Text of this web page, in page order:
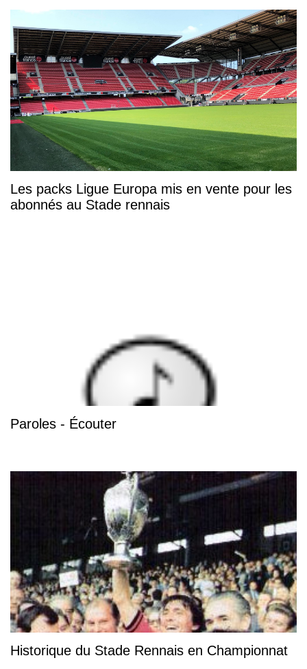
Les packs Ligue Europa mis en vente pour les
abonnés au Stade rennais
Paroles - Écouter
Historique du Stade Rennais en Championnat